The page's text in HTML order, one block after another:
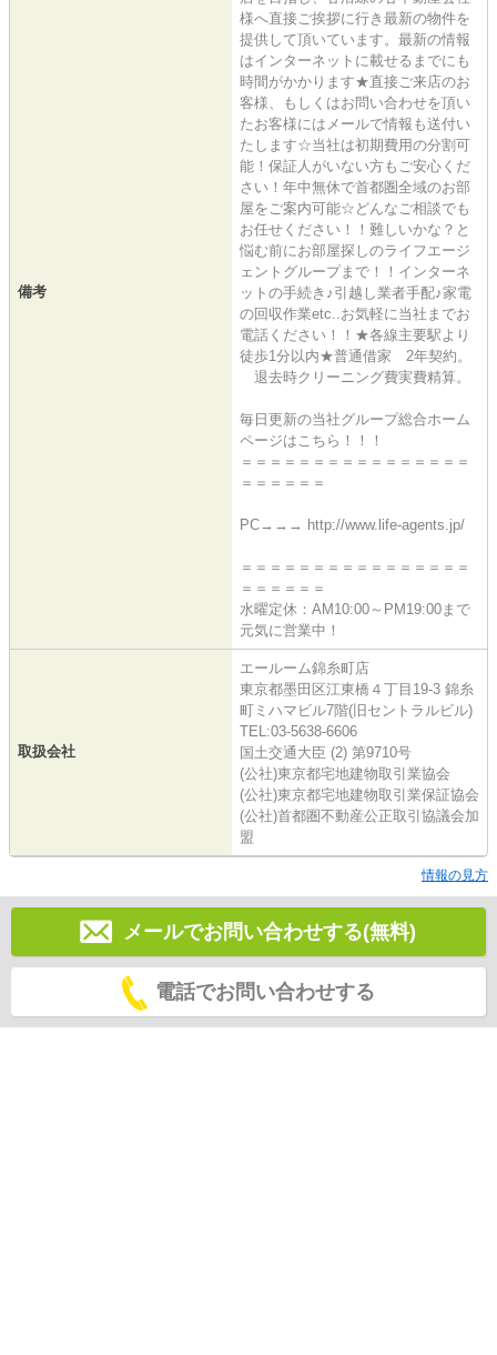
備考
様へ直接ご挨拶に行き最新の物件を
提供して頂いています。最新の情報
はインターネットに載せるまでにも
時間がかかります★直接ご来店のお
客様、もしくはお問い合わせを頂い
たお客様にはメールで情報も送付い
たします☆当社は初期費用の分割可
能！保証人がいない方もご安心くだ
さい！年中無休で首都圏全域のお部
屋をご案内可能☆どんなご相談でも
お任せください！！難しいかな？と
悩む前にお部屋探しのライフエージ
ェントグループまで！！インターネ
ットの手続き♪引越し業者手配♪家電
の回収作業etc..お気軽に当社までお
電話ください！！★各線主要駅より
徒歩1分以内★普通借家 2年契約。
退去時クリーニング費実費精算。
毎日更新の当社グループ総合ホーム
ページはこちら！！！
＝＝＝＝＝＝＝＝＝＝＝＝＝＝＝＝
＝＝＝＝＝＝
PC→→→ http://www.life-agents.jp/
＝＝＝＝＝＝＝＝＝＝＝＝＝＝＝＝
＝＝＝＝＝＝
水曜定休：AM10:00～PM19:00まで
元気に営業中！
取扱会社
エールーム錦糸町店
東京都墨田区江東橋４丁目19-3 錦糸
町ミハマビル7階(旧セントラルビル)
TEL:03-5638-6606
国土交通大臣 (2) 第9710号
(公社)東京都宅地建物取引業協会
(公社)東京都宅地建物取引業保証協会
(公社)首都圏不動産公正取引協議会加
盟
情報の見方
メールでお問い合わせする(無料)
電話でお問い合わせする